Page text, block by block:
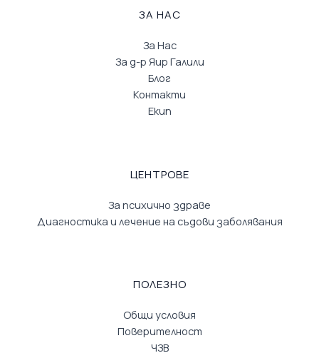
ЗА НАС
За Нас
За д-р Яир Галили
Блог
Контакти
Екип
ЦЕНТРОВЕ
За психично здраве
Диагностика и лечение на съдови заболявания
ПОЛЕЗНО
Общи условия
Поверителност
ЧЗВ